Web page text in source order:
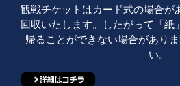
観戦チケットはカード式の場合が
回収いたします。したがって「紙
帰ることができない場合があり
い。